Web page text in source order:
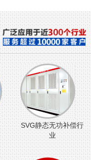
SVG静态无功补偿行
业